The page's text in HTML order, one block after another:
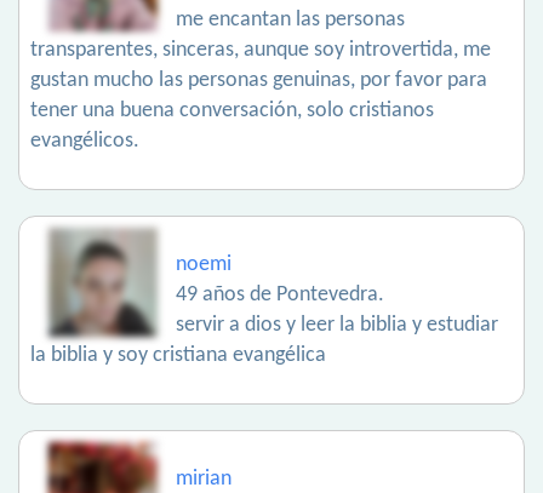
me encantan las personas
transparentes, sinceras, aunque soy introvertida, me
gustan mucho las personas genuinas, por favor para
tener una buena conversación, solo cristianos
evangélicos.
noemi
49 años de Pontevedra.
servir a dios y leer la biblia y estudiar
la biblia y soy cristiana evangélica
mirian